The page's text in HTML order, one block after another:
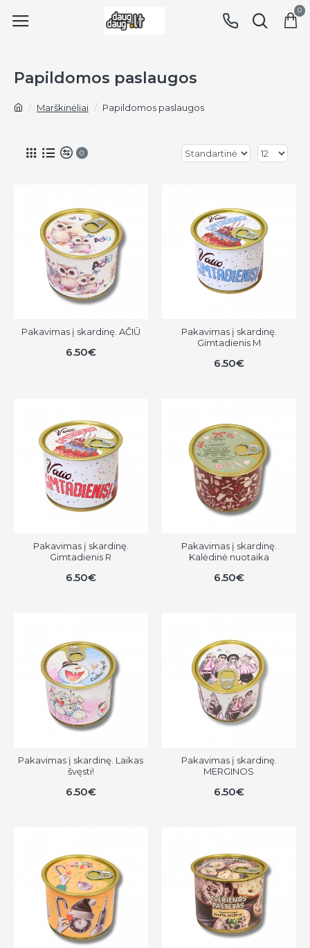
0
Marškinėliai Papildomos paslaugos
Papildomos paslaugos
0
Pakavimas į skardinę. AČIŪ
6.50€
Pakavimas į skardinę.
Gimtadienis M
6.50€
Pakavimas į skardinę.
Gimtadienis R
6.50€
Pakavimas į skardinę.
Kalėdinė nuotaika
6.50€
Pakavimas į skardinę. Laikas
švęsti!
6.50€
Pakavimas į skardinę.
MERGINOS
6.50€